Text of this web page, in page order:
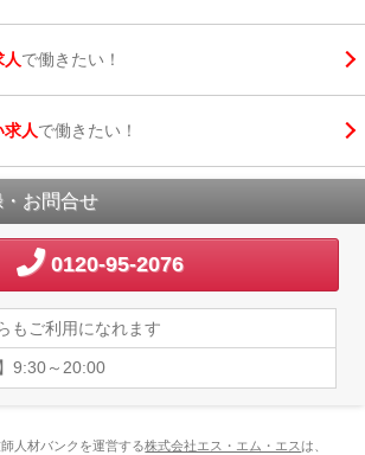
人で働きたい！
求人で働きたい！
お問合せ
0120-95-2076
もご利用になれます
9:30～20:00
人材バンクを運営する株式会社エス・エム・エスは、